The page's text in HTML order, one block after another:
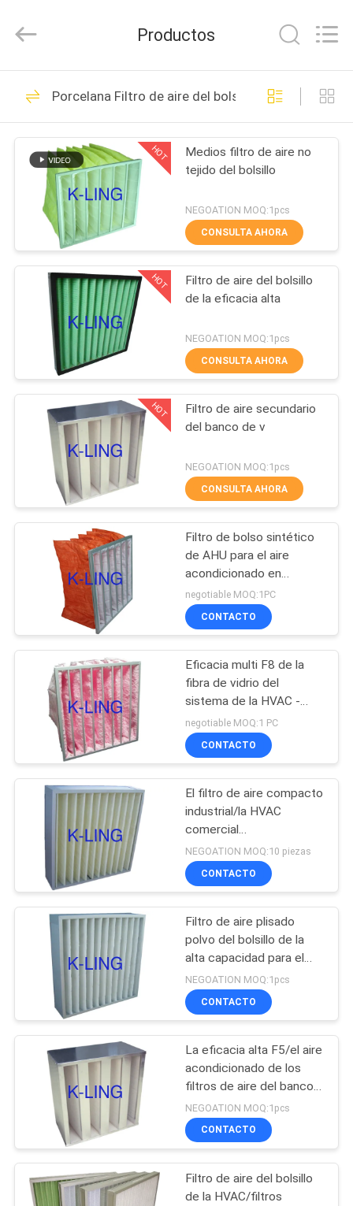
CASA
PRODUCTOS
SOBRE
NOSOTROS
RECORRIDO
FÁBRICA
CONTROL
CALIDAD
CONTACTA
NOSOTROS
NOTICIAS
CASOS
TRABAJO
MAPA
SITIO
POLÍTICA
DE
PRIVACIDAD
Purification
Technology
Rights
Túnel de la ducha
de aire
194
Ducha de aire del
recinto limpio
200
Ducha de aire del
acero inoxidable
Caja de paso del
recinto limpio
Caja de paso de la
ducha de aire
66
Cabina de
dispensación
139
Sitio limpio de
Softwall
Productos
Porcelana Filtro de aire del bolsillo
HOT
Medios filtro de aire no
tejido del bolsillo
NEGOATION MOQ:1pcs
CONSULTA AHORA
HOT
Filtro de aire del bolsillo
de la eficacia alta
NEGOATION MOQ:1pcs
CONSULTA AHORA
HOT
Filtro de aire secundario
del banco de v
NEGOATION MOQ:1pcs
CONSULTA AHORA
Filtro de bolso sintético
de AHU para el aire
acondicionado en
hospital/las industrias
alimentarias
negotiable MOQ:1PC
CONTACTO
Eficacia multi F8 de la
fibra de vidrio del
sistema de la HVAC -
filtro de aire del bolsillo
F6 - para el invernadero
negotiable MOQ:1 PC
CONTACTO
El filtro de aire compacto
industrial/la HVAC
comercial
profundamente plisa los
filtros de aire
NEGOATION MOQ:10 piezas
CONTACTO
Filtro de aire plisado
polvo del bolsillo de la
alta capacidad para el
sistema primario de la
HVAC de la filtración
NEGOATION MOQ:1pcs
CONTACTO
La eficacia alta F5/el aire
acondicionado de los
filtros de aire del banco
de F6/de F7 V filtra
400pa - 600pa
NEGOATION MOQ:1pcs
CONTACTO
Filtro de aire del bolsillo
de la HVAC/filtros